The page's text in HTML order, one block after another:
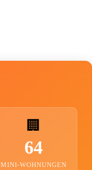
🏢
64
MINI-WOHNUNGEN